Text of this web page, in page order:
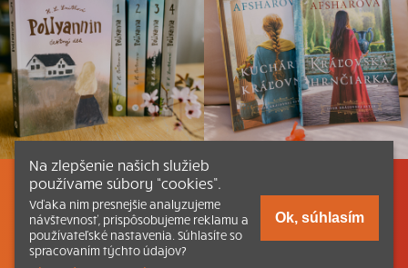
Listovať Obsah Dokumenty a články
Kontakt Tlačená verzia Katechizmu
Na zlepšenie našich služieb
používame súbory “cookies”.
Vďaka nim presnejšie analyzujeme
návštevnosť, prispôsobujeme reklamu a
používateľské nastavenia. Súhlasíte so
spracovaním týchto údajov?
Ok, súhlasím